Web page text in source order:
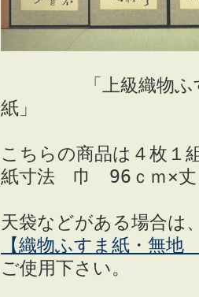
「上級織物ふ
こちらの商品は４枚１
紙寸法 巾 96ｃｍ×
天袋などがある場合は
【織物ふすま紙・無
ご使用下さい。